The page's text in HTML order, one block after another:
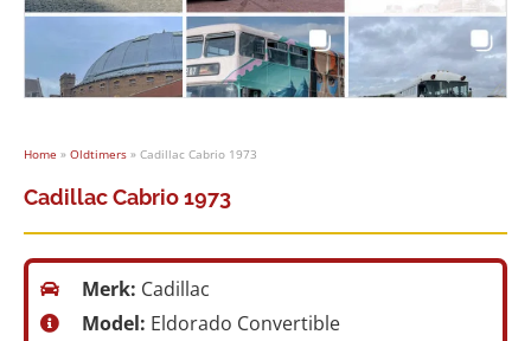
Home » Oldtimers » Cadillac Cabrio 1973
Cadillac Cabrio 1973
Merk: Cadillac
Model: Eldorado Convertible